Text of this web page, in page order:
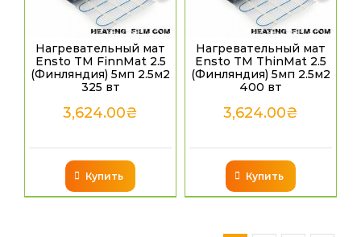
Нагревательный мат
Ensto TM FinnMat 2.5
(Финляндия) 5мп 2.5м2
325 вт
3,624.00₴
Купить
Нагревательный мат
Ensto TM ThinMat 2.5
(Финляндия) 5мп 2.5м2
400 вт
3,624.00₴
Купить